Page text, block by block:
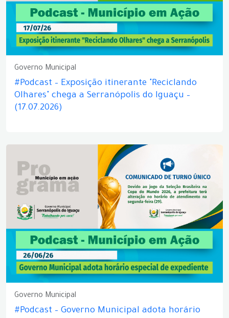
Governo Municipal
#Podcast – Exposição itinerante "Reciclando
Olhares" chega a Serranópolis do Iguaçu –
(17.07.2026)
Governo Municipal
#Podcast – Governo Municipal adota horário